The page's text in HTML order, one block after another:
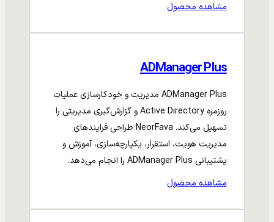
مشاهده محصول
ADManager Plus
ADManager Plus مدیریت و خودکارسازی عملیات
روزمره Active Directory و گزارش‌گیری مدیریتی را
تسهیل می‌کند. NeorFava طراحی فرایندهای
مدیریت هویت، استقرار، یکپارچه‌سازی، آموزش و
پشتیبانی ADManager Plus را انجام می‌دهد.
مشاهده محصول